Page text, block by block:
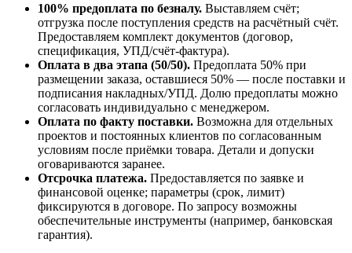
100% предоплата по безналу. Выставляем счёт;
отгрузка после поступления средств на расчётный счёт.
Предоставляем комплект документов (договор,
спецификация, УПД/счёт-фактура).
Оплата в два этапа (50/50). Предоплата 50% при
размещении заказа, оставшиеся 50% — после поставки и
подписания накладных/УПД. Долю предоплаты можно
согласовать индивидуально с менеджером.
Оплата по факту поставки. Возможна для отдельных
проектов и постоянных клиентов по согласованным
условиям после приёмки товара. Детали и допуски
оговариваются заранее.
Отсрочка платежа. Предоставляется по заявке и
финансовой оценке; параметры (срок, лимит)
фиксируются в договоре. По запросу возможны
обеспечительные инструменты (например, банковская
гарантия).